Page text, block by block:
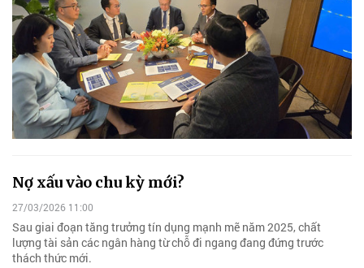
Nợ xấu vào chu kỳ mới?
27/03/2026 11:00
Sau giai đoạn tăng trưởng tín dụng mạnh mẽ năm 2025, chất
lượng tài sản các ngân hàng từ chỗ đi ngang đang đứng trước
thách thức mới.